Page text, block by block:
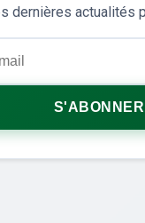
dernières actualités
S'ABONNER